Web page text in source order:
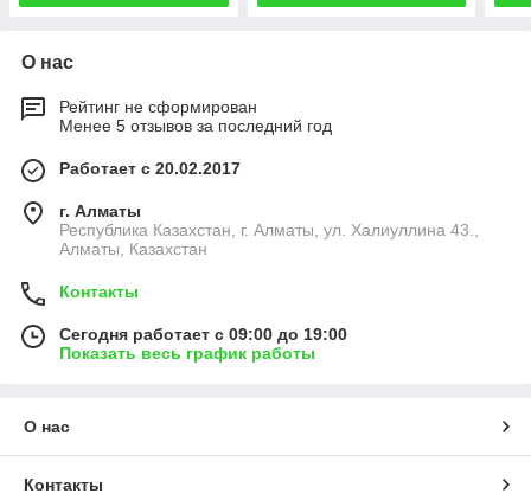
О нас
Рейтинг не сформирован
Менее 5 отзывов за последний год
Работает с 20.02.2017
г. Алматы
Республика Казахстан, г. Алматы, ул. Халиуллина 43.,
Алматы, Казахстан
Контакты
Сегодня работает с 09:00 до 19:00
Показать весь график работы
О нас
Контакты